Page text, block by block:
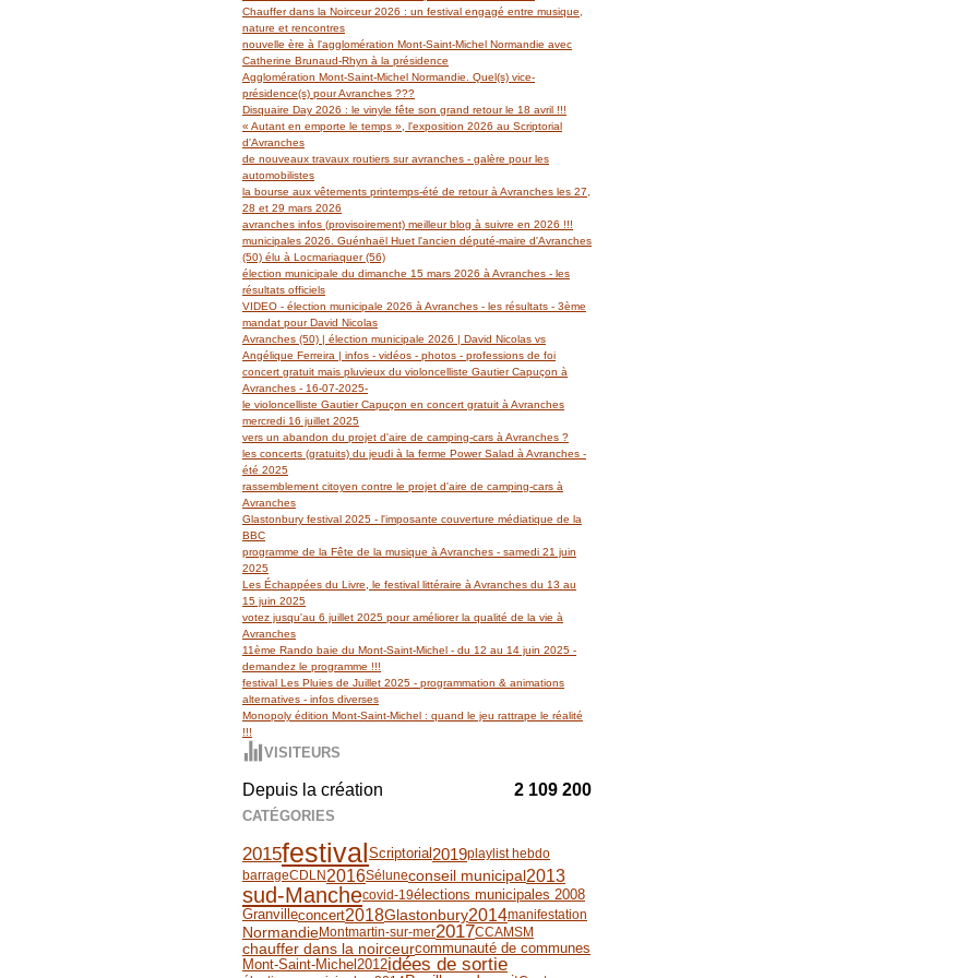
Janvier(14)
Février(19)
Janvier(14)
Mars(29)
Février(18)
Janvier(13)
Avril(27)
Mars(62)
Février(39)
Janvier(5)
Mai(14)
Avril(6)
Mars(6)
Février(2)
Janvier(3)
Chauffer dans la Noirceur 2026 : un festival engagé entre musique,
nature et rencontres
nouvelle ère à l'agglomération Mont-Saint-Michel Normandie avec
Catherine Brunaud-Rhyn à la présidence
Agglomération Mont-Saint-Michel Normandie. Quel(s) vice-
présidence(s) pour Avranches ???
Disquaire Day 2026 : le vinyle fête son grand retour le 18 avril !!!
« Autant en emporte le temps », l'exposition 2026 au Scriptorial
d'Avranches
de nouveaux travaux routiers sur avranches - galère pour les
automobilistes
la bourse aux vêtements printemps-été de retour à Avranches les 27,
28 et 29 mars 2026
avranches infos (provisoirement) meilleur blog à suivre en 2026 !!!
municipales 2026. Guénhaël Huet l'ancien député-maire d'Avranches
(50) élu à Locmariaquer (56)
élection municipale du dimanche 15 mars 2026 à Avranches - les
résultats officiels
VIDEO - élection municipale 2026 à Avranches - les résultats - 3ème
mandat pour David Nicolas
Avranches (50) | élection municipale 2026 | David Nicolas vs
Angélique Ferreira | infos - vidéos - photos - professions de foi
concert gratuit mais pluvieux du violoncelliste Gautier Capuçon à
Avranches - 16-07-2025-
le violoncelliste Gautier Capuçon en concert gratuit à Avranches
mercredi 16 juillet 2025
vers un abandon du projet d'aire de camping-cars à Avranches ?
les concerts (gratuits) du jeudi à la ferme Power Salad à Avranches -
été 2025
rassemblement citoyen contre le projet d'aire de camping-cars à
Avranches
Glastonbury festival 2025 - l'imposante couverture médiatique de la
BBC
programme de la Fête de la musique à Avranches - samedi 21 juin
2025
Les Échappées du Livre, le festival littéraire à Avranches du 13 au
15 juin 2025
votez jusqu'au 6 juillet 2025 pour améliorer la qualité de la vie à
Avranches
11ème Rando baie du Mont-Saint-Michel - du 12 au 14 juin 2025 -
demandez le programme !!!
festival Les Pluies de Juillet 2025 - programmation & animations
alternatives - infos diverses
Monopoly édition Mont-Saint-Michel : quand le jeu rattrape le réalité
!!!
VISITEURS
Depuis la création 2 109 200
CATÉGORIES
2015festival Scriptorial 2019playlist hebdo
barrageCDLN 2016Séluneconseil municipal2013
sud-Manchecovid-19élections municipales 2008
Granvilleconcert2018Glastonbury2014manifestation
NormandieMontmartin-sur-mer2017CCAMSM
chauffer dans la noirceurcommunauté de communes
Mont-Saint-Michel 2012idées de sortie